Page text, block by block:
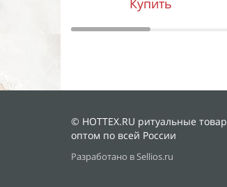
Купить
© HOTTEX.RU ритуальные
оптом по всей России
Разработано в Sellios.ru